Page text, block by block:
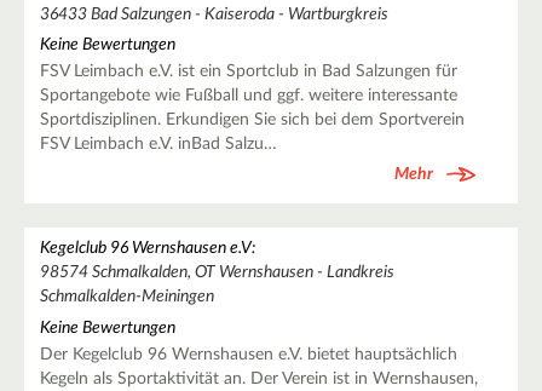
36433 Bad Salzungen - Kaiseroda - Wartburgkreis
Keine Bewertungen
FSV Leimbach e.V. ist ein Sportclub in Bad Salzungen für
Sportangebote wie Fußball und ggf. weitere interessante
Sportdisziplinen. Erkundigen Sie sich bei dem Sportverein
FSV Leimbach e.V. inBad Salzu…
Mehr
Kegelclub 96 Wernshausen e.V:
98574 Schmalkalden, OT Wernshausen - Landkreis
Schmalkalden-Meiningen
Keine Bewertungen
Der Kegelclub 96 Wernshausen e.V. bietet hauptsächlich
Kegeln als Sportaktivität an. Der Verein ist in Wernshausen,